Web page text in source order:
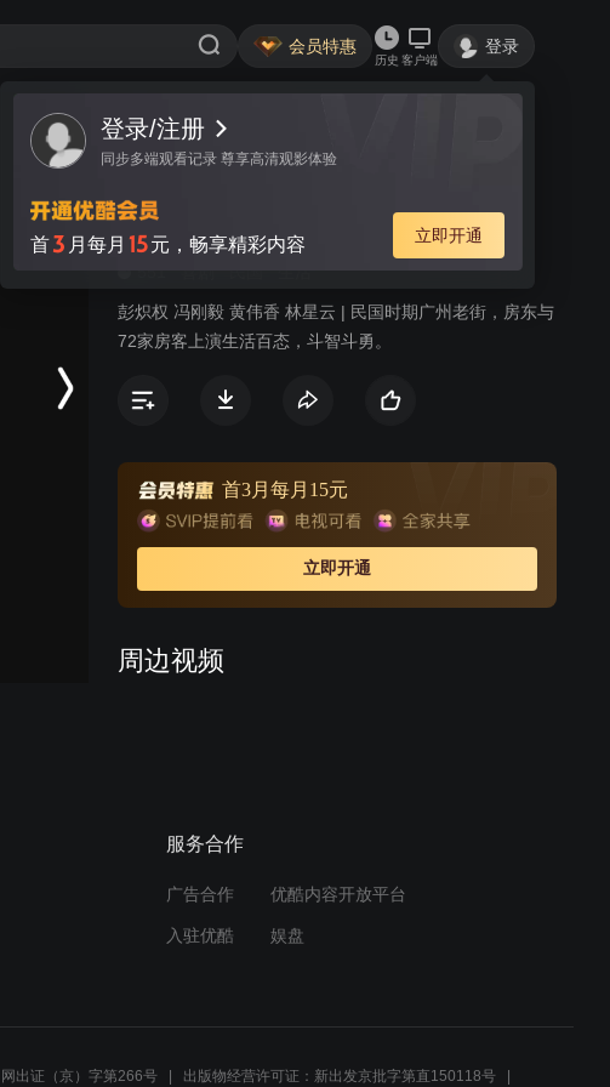
会员特惠
历史 客户端
登录
登录/注册
同步多端观看记录 尊享高清观影体验
首3 月每月 15元，畅享精彩内容 立即开通
视频 讨论
七十二家房客 第八部 简介
生活
彭炽权 冯刚毅 黄伟香 林星云 | 民国时期广州老街，房东与
72家房客上演生活百态，斗智斗勇。
首3月每月15元
立即开通
周边视频
00:46
服务合作
广告合作 优酷内容开放平台
入驻优酷 娱盘
出证（京）字第266号 出版物经营许可证：新出发京批字第直150118号